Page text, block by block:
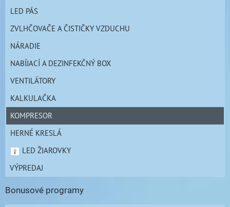
LED PÁS
ZVLHČOVAČE A ČISTIČKY VZDUCHU
NÁRADIE
NABÍJACÍ A DEZINFEKČNÝ BOX
VENTILÁTORY
KALKULAČKA
KOMPRESOR
HERNÉ KRESLÁ
LED ŽIAROVKY
VÝPREDAJ
Bonusové programy